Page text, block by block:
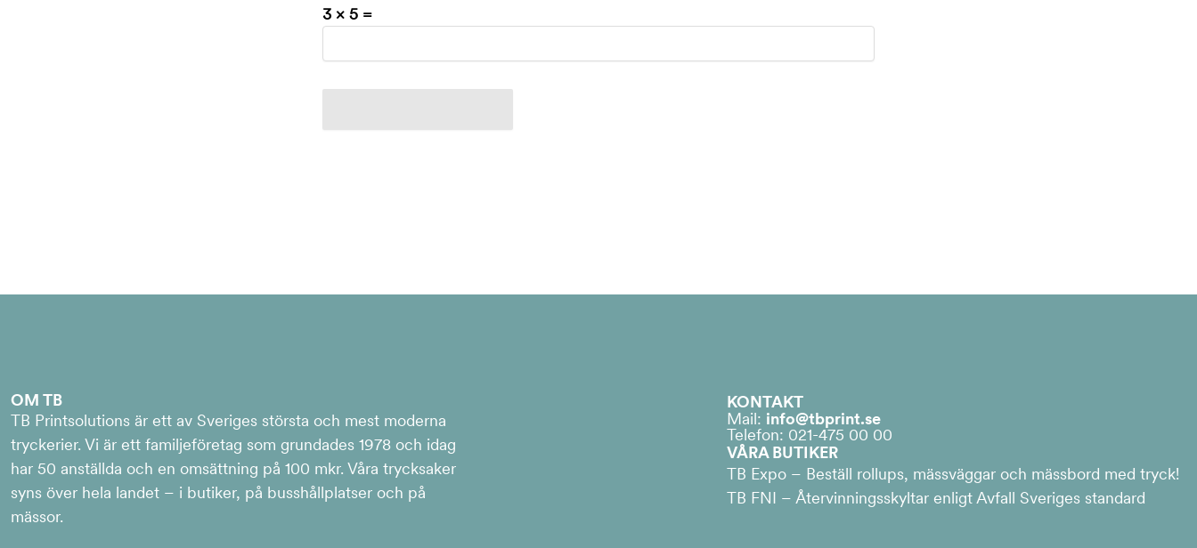
3 × 5 =
OM TB
TB Printsolutions är ett av Sveriges största och mest moderna
tryckerier. Vi är ett familjeföretag som grundades 1978 och idag
har 50 anställda och en omsättning på 100 mkr. Våra trycksaker
syns över hela landet – i butiker, på busshållplatser och på
mässor.
KONTAKT
Mail: info@tbprint.se
Telefon: 021-475 00 00
VÅRA BUTIKER
TB Expo – Beställ rollups, mässväggar och mässbord med tryck!
TB FNI – Återvinningsskyltar enligt Avfall Sveriges standard